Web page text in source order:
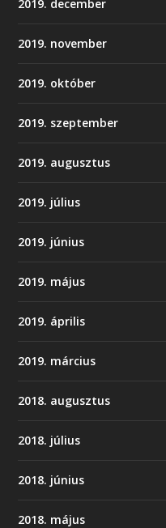
2019. december
2019. november
2019. október
2019. szeptember
2019. augusztus
2019. július
2019. június
2019. május
2019. április
2019. március
2018. augusztus
2018. július
2018. június
2018. május